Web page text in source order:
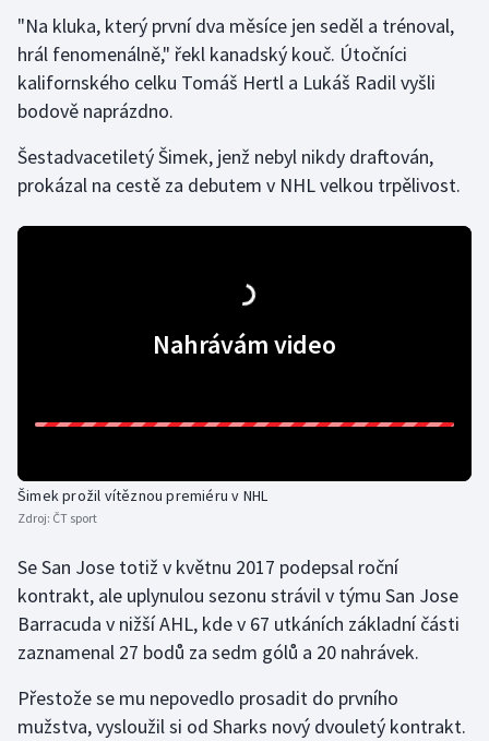
Motorsport
Olympijské hry
Parasport
Plavání
Sportovní střelba
Stolní tenis
Triatlon
Vodní slalom
"Na kluka, který první dva měsíce jen seděl a trénoval,
hrál fenomenálně," řekl kanadský kouč. Útočníci
kalifornského celku Tomáš Hertl a Lukáš Radil vyšli
bodově naprázdno.
Šestadvacetiletý Šimek, jenž nebyl nikdy draftován,
prokázal na cestě za debutem v NHL velkou trpělivost.
Nahrávám video
Šimek prožil vítěznou premiéru v NHL
Zdroj: ČT sport
Se San Jose totiž v květnu 2017 podepsal roční
kontrakt, ale uplynulou sezonu strávil v týmu San Jose
Barracuda v nižší AHL, kde v 67 utkáních základní části
zaznamenal 27 bodů za sedm gólů a 20 nahrávek.
Přestože se mu nepovedlo prosadit do prvního
mužstva, vysloužil si od Sharks nový dvouletý kontrakt.